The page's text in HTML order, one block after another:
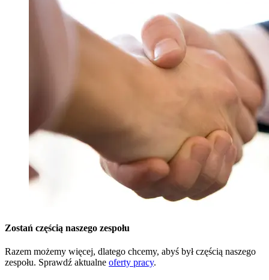
Zostań częścią naszego zespołu
Razem możemy więcej, dlatego chcemy, abyś był częścią naszego
zespołu. Sprawdź aktualne oferty pracy.